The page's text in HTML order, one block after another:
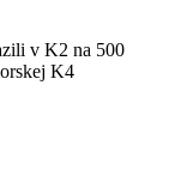
v K2 na 500
K4